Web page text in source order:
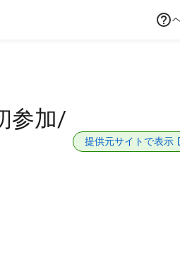
参加/
提供元サイトで表示